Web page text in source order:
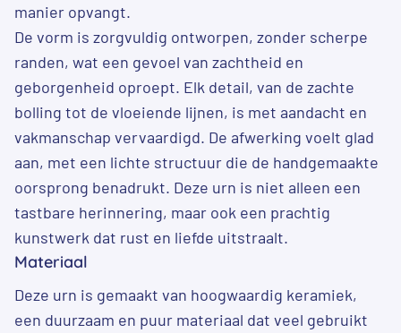
manier opvangt.
De vorm is zorgvuldig ontworpen, zonder scherpe
randen, wat een gevoel van zachtheid en
geborgenheid oproept. Elk detail, van de zachte
bolling tot de vloeiende lijnen, is met aandacht en
vakmanschap vervaardigd. De afwerking voelt glad
aan, met een lichte structuur die de handgemaakte
oorsprong benadrukt. Deze urn is niet alleen een
tastbare herinnering, maar ook een prachtig
kunstwerk dat rust en liefde uitstraalt.
Materiaal
Deze urn is gemaakt van hoogwaardig keramiek,
een duurzaam en puur materiaal dat veel gebruikt